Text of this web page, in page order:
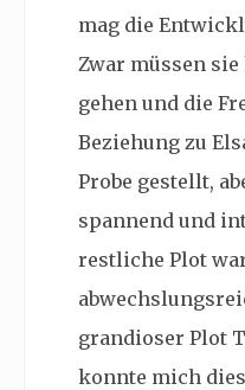
mag die
Zwar müssen
gehen und die
Beziehung zu
Probe gestellt,
spannend und
restliche Plot
grandioser Plot
konnte mich